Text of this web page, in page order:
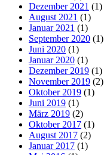
Dezember 2021 (1)
August 2021 (1)
Januar 2021 (1)
September 2020 (1)
Juni 2020 (1)
Januar 2020 (1)
Dezember 2019 (1)
November 2019 (2)
Oktober 2019 (1)
Juni 2019 (1)
März 2019 (2)
Oktober 2017 (1)
August 2017 (2)
Januar 2017 (1)